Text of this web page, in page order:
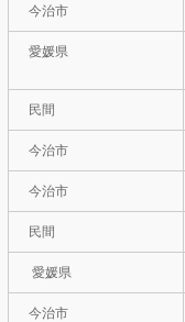
今治市
愛媛県
民間
今治市
今治市
民間
愛媛県
今治市